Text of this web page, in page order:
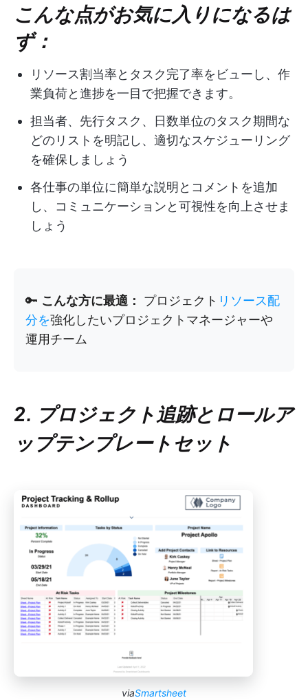
こんな点がお気に入りになるは
ず：
リソース割当率とタスク完了率をビューし、作
業負荷と進捗を一目で把握できます。
担当者、先行タスク、日数単位のタスク期間な
どのリストを明記し、適切なスケジューリング
を確保しましょう
各仕事の単位に簡単な説明とコメントを追加
し、コミュニケーションと可視性を向上させま
しょう
🔑 こんな方に最適： プロジェクト リソース配
分を強化したいプロジェクトマネージャーや
運用チーム
2. プロジェクト追跡とロールア
ップテンプレートセット
viaSmartsheet